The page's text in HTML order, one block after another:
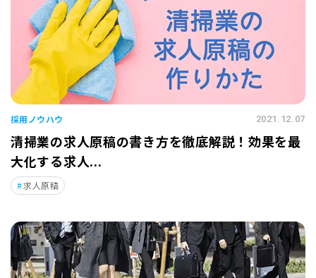
採用ノウハウ 2021.12.07
清掃業の求人原稿の書き方を徹底解説！効果を最
大化する求人...
求人原稿